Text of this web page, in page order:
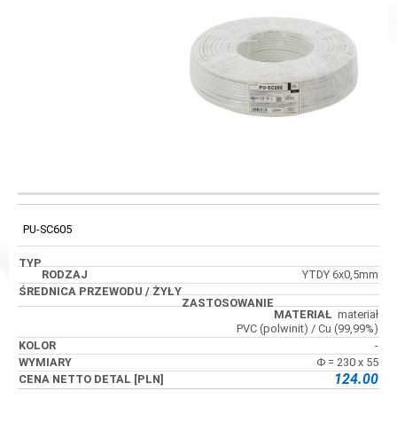
ŚREDNICA
PRZEWODU /
PU-SC605
YTDY 6x0,5mm
materiał
PVC (polwinit) / Cu (99,99%)
-
Φ = 230 x 55
124.00